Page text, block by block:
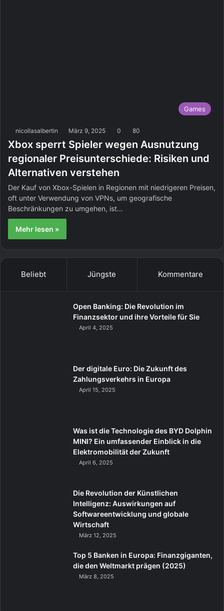
Games
nicollasalbertin März 9, 2025 0 80
Xbox sperrt Spieler wegen Ausnutzung
regionaler Preisunterschiede: Risiken und
Alternativen verstehen
Der Kauf von Xbox-Spielen in Regionen mit niedrigeren Preisen,
oft unter Verwendung von VPNs, um geografische
Beschränkungen zu umgehen, ist…
Mehr lesen »
Beliebt Jüngste Kommentare
Open Banking: Die Revolution im
Finanzsektor und ihre Vorteile für Sie
April 4, 2025
Der digitale Euro: Die Zukunft des
Zahlungsverkehrs in Europa
April 15, 2025
Was ist die Technologie des BYD Dolphin
MINI? Ein umfassender Einblick in die
Elektromobilität der Zukunft
April 6, 2025
Die Revolution der Künstlichen
Intelligenz: Auswirkungen auf
Softwareentwicklung und globale
Wirtschaft
März 12, 2025
Top 5 Banken in Europa: Finanzgiganten,
die den Weltmarkt prägen (2025)
März 8, 2025